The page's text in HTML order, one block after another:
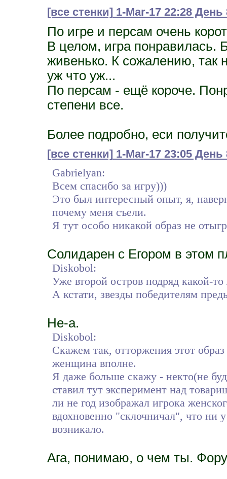
[все стенки] 1-Mar-17 22:28
По игре и персам очень
В целом, игра понравилась.
живенько. К сожалению, так
уж что уж...
По персам - ещё короче.
степени все.
Более подробно, еси
[все стенки] 1-Mar-17 23:05
Gabrielyan:
Всем спасибо за игру)))
Это был интересный опыт, я,
почему меня съели.
Я тут особо никакой образ не
Солидарен с Егором в этом
Diskobol:
Уже второй остров подряд какой-то
А кстати, звезды победителям
Не-а.
Diskobol:
Скажем так, отторжения этот
женщина вполне.
Я даже больше скажу - некто(не
ставил тут эксперимент над
ли не год изображал игрока
вдохновенно "склочничал", что ни
возникало.
Ага, понимаю, о чем ты.